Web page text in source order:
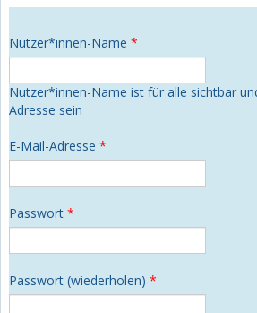
Nutzer*innen-Name *
Nutzer*innen-Name ist für alle sichtbar
Adresse sein
E-Mail-Adresse *
Passwort *
Passwort (wiederholen) *